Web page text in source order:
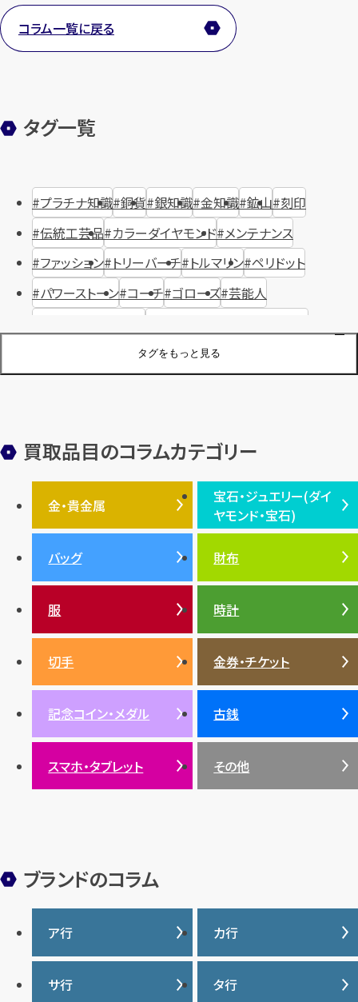
コラム一覧に戻る
タグ一覧
タグをもっと見る
プラチナ知識 銅貨 銀知識 金知識 鉱山 刻印
伝統工芸品 カラーダイヤモンド メンテナンス
ファッション トリーバーチ トルマリン ペリドット
パワーストーン コーチ ゴローズ 芸能人
ジュエリーブランド オーデマピゲ
装飾品 オメガ シュプリーム ウブロ
エルメス ダイヤモンド ルイ・ヴィトン 豆知識 カルティエ
投資 金地金 金価格・相場 グッチ 買取 プラダ
ティファニー
金貨 ブルガリ
バッグ
アメジスト
バレンシアガ
ルビー 陶磁器・ガラス ブレゲ SDGs
買取品目のコラムカテゴリー
金・貴金属
金・貴金属TOP
プラチナ
銀・シルバー
宝石・ジュエリー(ダイ
ヤモンド・宝石)
宝石・ジュエリー(ダイヤモ
ダイヤモンド
エメラルド
ルビー
サファイア
パール
サンゴ
ヒスイ
バッグ 財布
服 時計
切手 金券・チケット
記念コイン・メダル 古銭
スマホ・タブレット その他
ブランドのコラム
ア行
IWC
カ行
カナダグース
サ行 タ行